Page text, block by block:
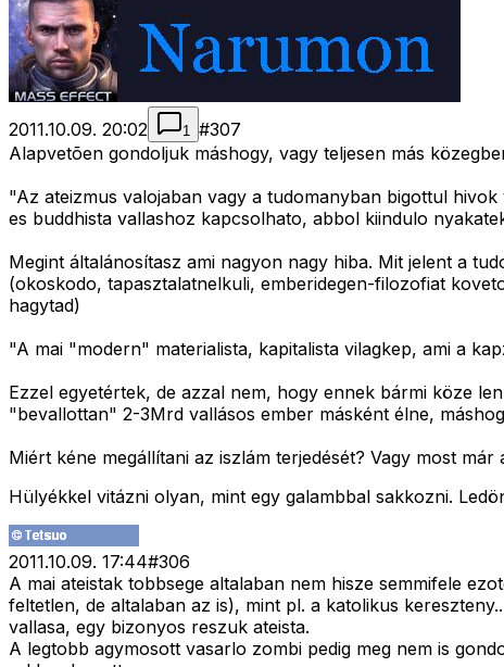
2011.10.09. 20:02 1 #307
Alapvetõen gondoljuk máshogy, vagy teljesen más
"Az ateizmus valojaban vagy a tudomanyban bigottul
es buddhista vallashoz kapcsolhato, abbol kiindulo
Megint általánosítasz ami nagyon nagy hiba. Mit jelent a
(okoskodo, tapasztalatnelkuli, emberidegen-filozofiat
hagytad)
"A mai "modern" materialista, kapitalista vilagkep, ami a
Ezzel egyetértek, de azzal nem, hogy ennek bármi köze
"bevallottan" 2-3Mrd vallásos ember másként élne,
Miért kéne megállítani az iszlám terjedését? Vagy most
Hülyékkel vitázni olyan, mint egy galambbal sakkozni.
2011.10.09. 17:44#306
A mai ateistak tobbsege altalaban nem hisze semmifele
feltetlen, de altalaban az is), mint pl. a katolikus
vallasa, egy bizonyos reszuk ateista.
A legtobb agymosott vasarlo zombi pedig meg nem is